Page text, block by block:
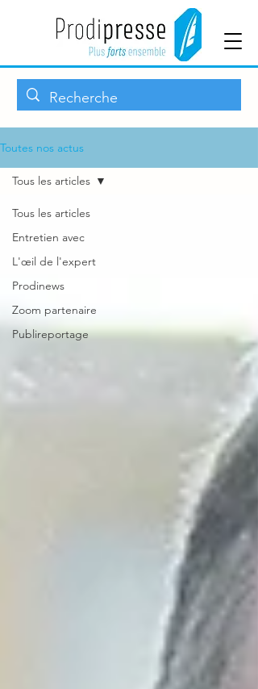
Toutes nos actus
Tous les articles
Entretien avec
L'œil de l'expert
Prodinews
Zoom partenaire
Publireportage
Tous les articles